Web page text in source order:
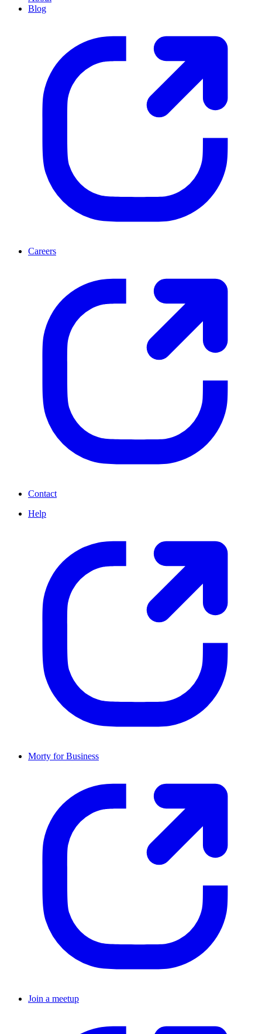
Blog
Careers
Contact
Help
Morty for Business
Join a meetup